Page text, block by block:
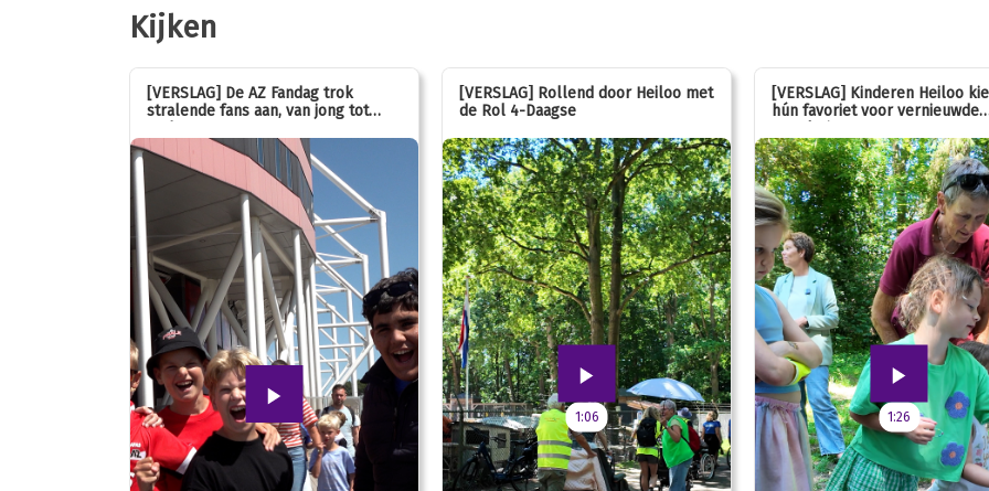
Kijken
[VERSLAG] De AZ Fandag trok
stralende fans aan, van jong tot
[VERSLAG] Rollend door Heiloo met
de Rol 4-Daagse
1:06
[VERSLAG] Kinderen Heiloo
hún favoriet voor vernieuwde
1:26